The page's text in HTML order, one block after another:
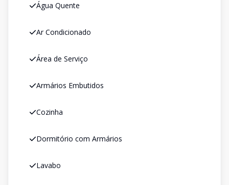
Água Quente
Ar Condicionado
Área de Serviço
Armários Embutidos
Cozinha
Dormitório com Armários
Lavabo